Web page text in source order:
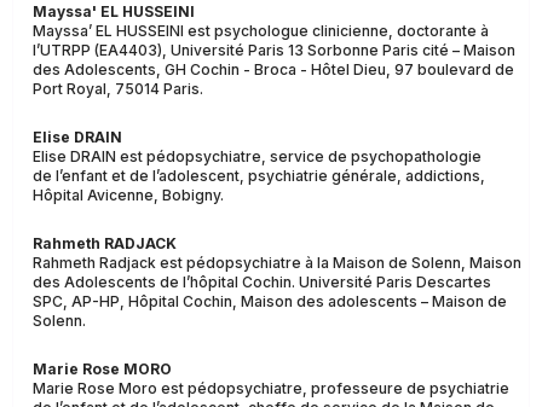
Mayssa' EL HUSSEINI
Mayssa’ EL HUSSEINI est psychologue clinicienne, doctorante à
l’UTRPP (EA4403), Université Paris 13 Sorbonne Paris cité – Maison
des Adolescents, GH Cochin - Broca - Hôtel Dieu, 97 boulevard de
Port Royal, 75014 Paris.
Elise DRAIN
Elise DRAIN est pédopsychiatre, service de psychopathologie
de l’enfant et de l’adolescent, psychiatrie générale, addictions,
Hôpital Avicenne, Bobigny.
Rahmeth RADJACK
Rahmeth Radjack est pédopsychiatre à la Maison de Solenn, Maison
des Adolescents de l’hôpital Cochin. Université Paris Descartes
SPC, AP-HP, Hôpital Cochin, Maison des adolescents – Maison de
Solenn.
Marie Rose MORO
Marie Rose Moro est pédopsychiatre, professeure de psychiatrie